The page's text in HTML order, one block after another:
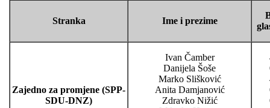
Stranka Ime i prezime
Zajedno za promjene (SPP-
SDU-DNZ)
Ivan Čamber
Danijela Šoše
Marko Slišković
Anita Damjanović
Zdravko Nižić